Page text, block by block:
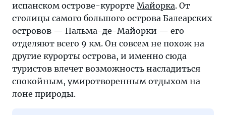
испанском острове-курорте Майорка. От
столицы самого большого острова Балеарских
островов — Пальма-де-Майорки — его
отделяют всего 9 км. Он совсем не похож на
другие курорты острова, и именно сюда
туристов влечет возможность насладиться
спокойным, умиротворенным отдыхом на
лоне природы.